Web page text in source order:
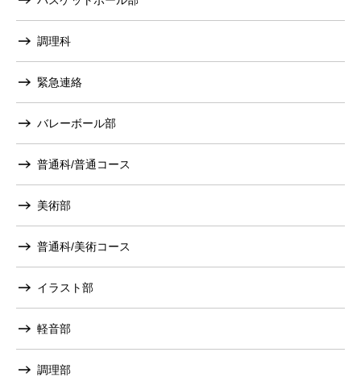
調理科
緊急連絡
バレーボール部
普通科/普通コース
美術部
普通科/美術コース
イラスト部
軽音部
調理部